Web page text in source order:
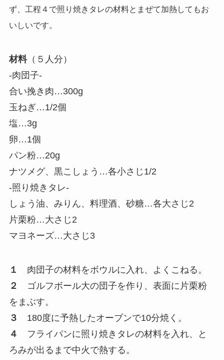
ず、工程４で照り焼きタレの材料とまぜて加熱してもお
いしいです。
材料（５人分）
-肉団子-
合い挽き肉…300g
玉ねぎ…1/2個
塩…3g
卵…1個
パン粉…20g
ナツメグ、黒こしょう…各小さじ1/2
-照り焼きタレ-
しょう油、みりん、料理酒、砂糖…各大さじ2
片栗粉…大さじ2
マヨネーズ…大さじ3
１
肉団子の材料をボウルに入れ、よくこねる。
２
ゴルフボール大の団子を作り、表面に片栗粉
をまぶす。
３
180度に予熱したオーブンで10分焼く。
４
フライパンに照り焼きタレの材料を入れ、と
ろみが出るまで中火で熱する。